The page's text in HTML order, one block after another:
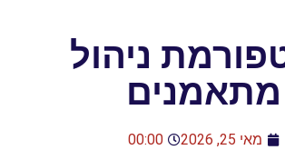
ניהול
מתאמנים
מאי 25, 2026 00:00